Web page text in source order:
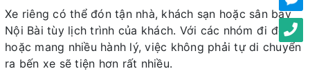
Xe riêng có thể đón tận nhà, khách sạn hoặc sân bay
Nội Bài tùy lịch trình của khách. Với các nhóm đi đông
hoặc mang nhiều hành lý, việc không phải tự di chuyển
ra bến xe sẽ tiện hơn rất nhiều.